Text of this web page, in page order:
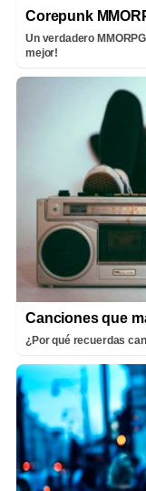
Corepunk
Un verdadero
mejor!
Canciones que
¿Por qué recuerdas